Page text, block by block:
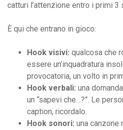
catturi l’attenzione entro i primi 3
È qui che entrano in gioco:
Hook visivi: qualcosa che
essere un’inquadratura
provocatoria, un volto in
Hook verbali: una
un “sapevi che…?”. Le
caption, ricordalo.
Hook sonori: una canzone